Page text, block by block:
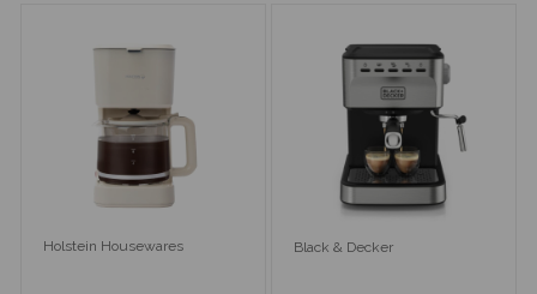
Holstein Housewares Black & Decker